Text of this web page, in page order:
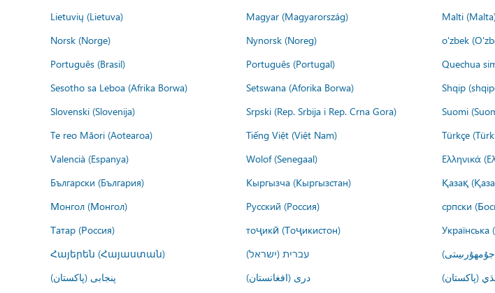
Lietuvių (Lietuva)
Magyar (Magyarország) Malti
Norsk (Norge)
Nynorsk (Noreg) o'zbek
Português (Brasil)
Português (Portugal) Quechua
Sesotho sa Leboa (Afrika Borwa)
Setswana (Aforika Borwa) Shqip
Slovenski (Slovenija)
Srpski (Rep. Srbija i Rep. Crna Gora) Suomi
Te reo Māori (Aotearoa)
Tiếng Việt (Việt Nam) Türkçe
Valencià (Espanya)
Wolof (Senegaal) Ελληνικά
Български (България)
Кыргызча (Кыргызстан) Қазақ
Монгол (Монгол)
Русский (Россия) српски
Татар (Россия)
тоҷикӣ (Тоҷикистон) Українська
Հայերեն (Հայաստան)
עברית (ישראל)
پنجابی (پاکستان)
درى (افغانستان) (پاکستان)